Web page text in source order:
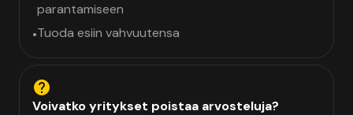
parantamiseen
•Tuoda esiin vahvuutensa
Voivatko yritykset poistaa arvosteluja?